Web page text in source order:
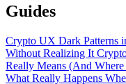
Guides
Crypto UX Dark Patterns
Without Realizing It
Really Means (And
What Really Happens